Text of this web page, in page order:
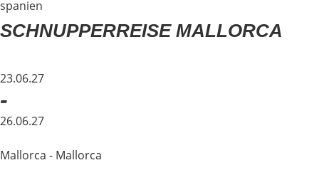
spanien
SCHNUPPERREISE MALLORCA
23.06.27
-
26.06.27
Mallorca - Mallorca